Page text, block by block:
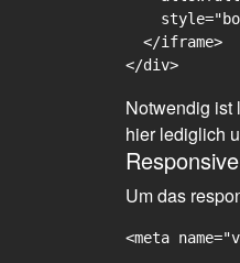
  </iframe>
Notwendig ist
hier lediglich
Um das
<meta